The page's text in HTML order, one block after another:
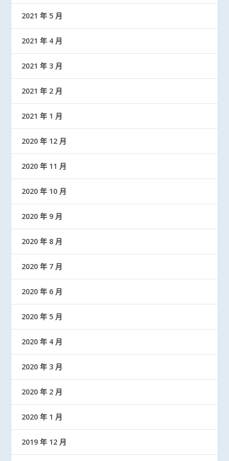
2021 年 5 月
2021 年 4 月
2021 年 3 月
2021 年 2 月
2021 年 1 月
2020 年 12 月
2020 年 11 月
2020 年 10 月
2020 年 9 月
2020 年 8 月
2020 年 7 月
2020 年 6 月
2020 年 5 月
2020 年 4 月
2020 年 3 月
2020 年 2 月
2020 年 1 月
2019 年 12 月